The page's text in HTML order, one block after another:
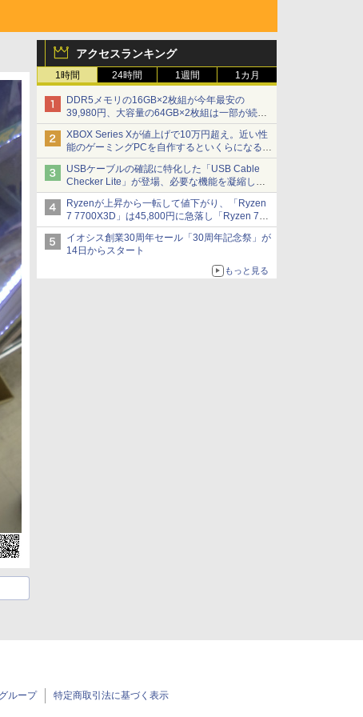
アクセスランキング
1時間 24時間 1週間 1カ月
DDR5メモリの16GB×2枚組が今年最安の
39,980円、大容量の64GB×2枚組は一部が続騰
[8月前半のメモリ価格]
XBOX Series Xが値上げで10万円超え。近い性
能のゲーミングPCを自作するといくらになる？
【石田賀津男の『酒の肴にPCゲーム』】
USBケーブルの確認に特化した「USB Cable
Checker Lite」が登場、必要な機能を凝縮しコ
ンパクトに 7日発売
Ryzenが上昇から一転して値下がり、「Ryzen
7 7700X3D」は45,800円に急落し「Ryzen 7
7800X3D」との価格逆転解消 [8月前半のCPU
価格]
イオシス創業30周年セール「30周年記念祭」が
14日からスタート
もっと見る
ループ 特定商取引法に基づく表示